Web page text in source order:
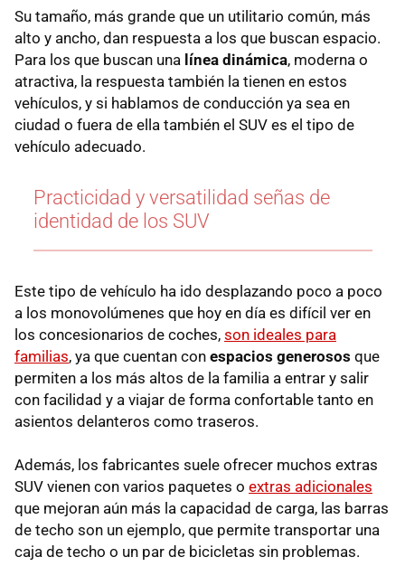
Su tamaño, más grande que un utilitario común, más
alto y ancho, dan respuesta a los que buscan espacio.
Para los que buscan una línea dinámica, moderna o
atractiva, la respuesta también la tienen en estos
vehículos, y si hablamos de conducción ya sea en
ciudad o fuera de ella también el SUV es el tipo de
vehículo adecuado.
Practicidad y versatilidad señas de
identidad de los SUV
Este tipo de vehículo ha ido desplazando poco a poco
a los monovolúmenes que hoy en día es difícil ver en
los concesionarios de coches, son ideales para
familias, ya que cuentan con espacios generosos que
permiten a los más altos de la familia a entrar y salir
con facilidad y a viajar de forma confortable tanto en
asientos delanteros como traseros.
Además, los fabricantes suele ofrecer muchos extras
SUV vienen con varios paquetes o extras adicionales
que mejoran aún más la capacidad de carga, las barras
de techo son un ejemplo, que permite transportar una
caja de techo o un par de bicicletas sin problemas.